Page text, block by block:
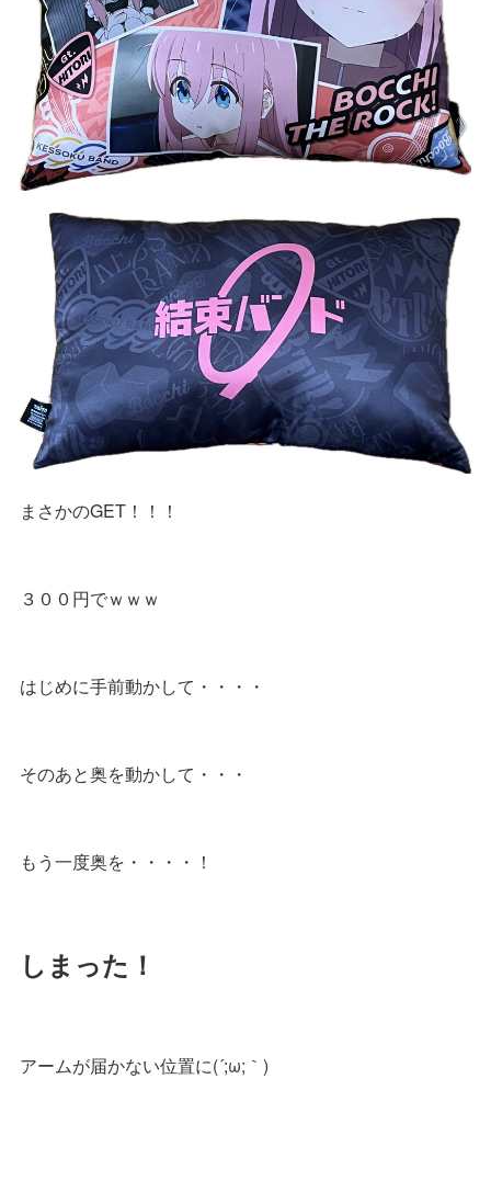
まさかのGET！！！
３００円でｗｗｗ
はじめに手前動かして・・・・
そのあと奥を動かして・・・
もう一度奥を・・・・！
しまった！
アームが届かない位置に(´;ω;｀)